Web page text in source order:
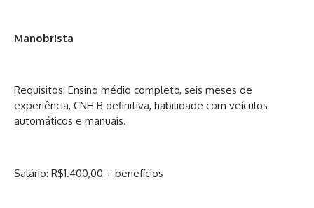
Manobrista
Requisitos: Ensino médio completo, seis meses de
experiência, CNH B definitiva, habilidade com veículos
automáticos e manuais.
Salário: R$1.400,00 + benefícios